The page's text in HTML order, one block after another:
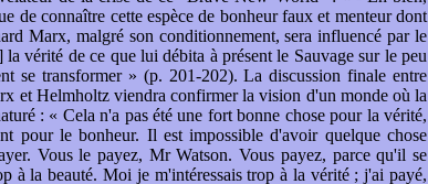
de connaître cette espèce de bonheur faux et menteur dont
Marx, malgré son conditionnement, sera influencé par le
vérité de ce que lui débita à présent le Sauvage sur le peu
se transformer » (p. 201-202). La discussion finale entre
et Helmholtz viendra confirmer la vision d'un monde où la
: « Cela n'a pas été une fort bonne chose pour la vérité,
pour le bonheur. Il est impossible d'avoir quelque chose
Vous le payez, Mr Watson. Vous payez, parce qu'il se
à la beauté. Moi je m'intéressais trop à la vérité ; j'ai payé,